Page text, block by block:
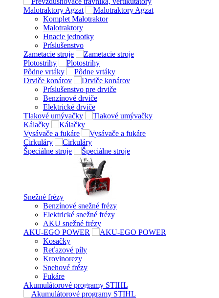
Malotraktory Agzat
Komplet Malotraktor
Malotraktory
Hnacie jednotky
Príslušenstvo
Zametacie stroje
Plotostrihy
Pôdne vrtáky
Drviče konárov
Príslušenstvo pre drviče
Benzínové drviče
Elektrické drviče
Tlakové umývačky
Kálačky
Vysávače a fukáre
Cirkuláry
Špeciálne stroje
Snežné frézy
Benzínové snežné frézy
Elektrické snežné frézy
AKU snežné frézy
AKU-EGO POWER
Kosačky
Reťazové píly
Krovinorezy
Snehové frézy
Fukáre
Akumulátorové programy STIHL